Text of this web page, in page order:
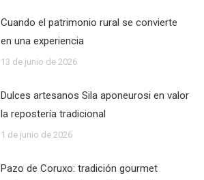
Cuando el patrimonio rural se convierte
en una experiencia
13 de junio de 2026
Dulces artesanos Sila aponeurosi en valor
la repostería tradicional
1 de junio de 2026
Pazo de Coruxo: tradición gourmet